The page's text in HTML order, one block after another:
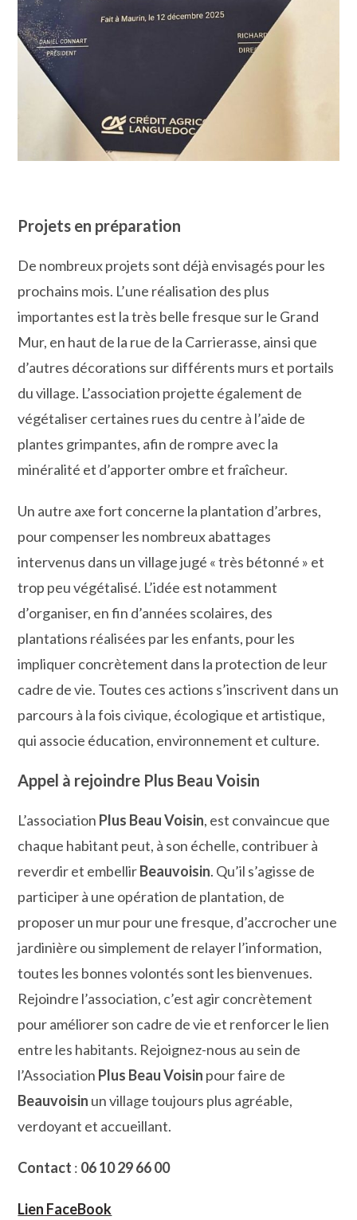
Projets en préparation
De nombreux projets sont déjà envisagés pour les
prochains mois. L’une réalisation des plus
importantes est la très belle fresque sur le Grand
Mur, en haut de la rue de la Carrierasse, ainsi que
d’autres décorations sur différents murs et portails
du village. L’association projette également de
végétaliser certaines rues du centre à l’aide de
plantes grimpantes, afin de rompre avec la
minéralité et d’apporter ombre et fraîcheur.
Un autre axe fort concerne la plantation d’arbres,
pour compenser les nombreux abattages
intervenus dans un village jugé « très bétonné » et
trop peu végétalisé. L’idée est notamment
d’organiser, en fin d’années scolaires, des
plantations réalisées par les enfants, pour les
impliquer concrètement dans la protection de leur
cadre de vie. Toutes ces actions s’inscrivent dans un
parcours à la fois civique, écologique et artistique,
qui associe éducation, environnement et culture.
Appel à rejoindre Plus Beau Voisin
L’association Plus Beau Voisin, est convaincue que
chaque habitant peut, à son échelle, contribuer à
reverdir et embellirBeauvoisin. Qu’il s’agisse de
participer à une opération de plantation, de
proposer un mur pour une fresque, d’accrocher une
jardinière ou simplement de relayer l’information,
toutes les bonnes volontés sont les bienvenues.
Rejoindre l’association, c’est agir concrètement
pour améliorer son cadre de vie et renforcer le lien
entre les habitants. Rejoignez-nous au sein de
l’Association Plus Beau Voisin pour faire de
Beauvoisin un village toujours plus agréable,
verdoyant et accueillant.
Contact : 06 10 29 66 00
Lien FaceBook